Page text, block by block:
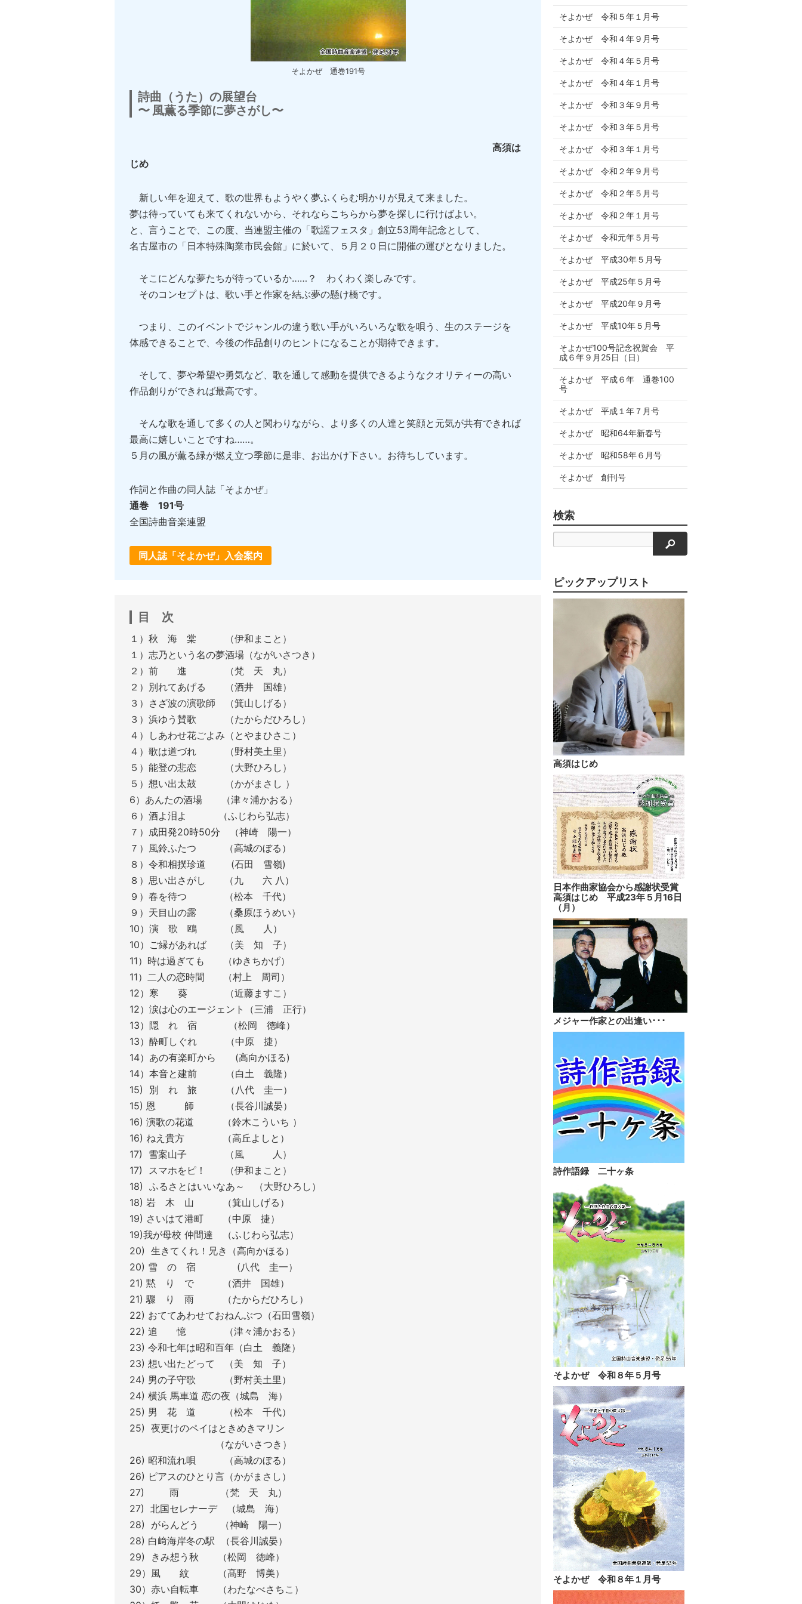
そよかぜ 通巻191号
詩曲（うた）の展望台
〜 風薫る季節に夢さがし〜
高須は
じめ
新しい年を迎えて、歌の世界もようやく夢ふくらむ明かりが見えて来ました。
夢は待っていても来てくれないから、それならこちらから夢を探しに行けばよい。
と、言うことで、この度、当連盟主催の「歌謡フェスタ」創立53周年記念として、
名古屋市の「日本特殊陶業市民会館」に於いて、５月２０日に開催の運びとなりました。
そこにどんな夢たちが待っているか……？ わくわく楽しみです。
そのコンセプトは、歌い手と作家を結ぶ夢の懸け橋です。
つまり、このイベントでジャンルの違う歌い手がいろいろな歌を唄う、生のステージを
体感できることで、今後の作品創りのヒントになることが期待できます。
そして、夢や希望や勇気など、歌を通して感動を提供できるようなクオリティーの高い
作品創りができれば最高です。
そんな歌を通して多くの人と関わりながら、より多くの人達と笑顔と元気が共有できれば
最高に嬉しいことですね……。
５月の風が薫る緑が燃え立つ季節に是非、お出かけ下さい。お待ちしています。
作詞と作曲の同人誌「そよかぜ」
通巻 191号
全国詩曲音楽連盟
同人誌「そよかぜ」入会案内
目 次
１）秋 海 棠 （伊和まこと）
１）志乃という名の夢酒場（ながいさつき）
２）前 進 （梵 天 丸）
２）別れてあげる （酒井 国雄）
３）さざ波の演歌師 （箕山しげる）
３）浜ゆう賛歌 （たからだひろし）
４）しあわせ花ごよみ（とやまひさこ）
４）歌は道づれ （野村美土里）
５）能登の悲恋 （大野ひろし）
５）想い出太鼓 （かがまさし ）
6）あんたの酒場 （津々浦かおる）
６）酒よ泪よ （ふじわら弘志）
７）成田発20時50分 （神崎 陽一）
７）風鈴ふたつ （高城のぼる）
８）令和相撲珍道 (石田 雪嶺)
８）思い出さがし （九 六 八）
９）春を待つ （松本 千代）
９）天目山の露 （桑原ほうめい）
10）演 歌 鴎 （風 人）
10）ご縁があれば （美 知 子）
11）時は過ぎても （ゆきちかげ）
11）二人の恋時間 （村上 周司）
12）寒 葵 （近藤ますこ）
12）涙は心のエージェント（三浦 正行）
13）隠 れ 宿 （松岡 徳峰）
13）酔町しぐれ （中原 捷）
14）あの有楽町から (高向かほる)
14）本音と建前 （白土 義隆）
15) 別 れ 旅 （八代 圭一）
15) 恩 師 （長谷川誠晏）
16) 演歌の花道 （鈴木こういち ）
16) ねえ貴方 （高丘よしと）
17) 雪案山子 （風 人）
17) スマホをピ！ （伊和まこと）
18) ふるさとはいいなあ～ （大野ひろし）
18) 岩 木 山 （箕山しげる）
19) さいはて港町 （中原 捷）
19)我が母校 仲間達 （ふじわら弘志）
20) 生きてくれ！兄き（高向かほる）
20) 雪 の 宿 (八代 圭一）
21) 黙 り で （酒井 国雄）
21) 驟 り 雨 （たからだひろし）
22) おててあわせておねんぶつ（石田雪嶺）
22) 追 憶 （津々浦かおる）
23) 令和七年は昭和百年（白土 義隆）
23) 想い出たどって （美 知 子）
24) 男の子守歌 （野村美土里）
24) 横浜 馬車道 恋の夜（城島 海）
25) 男 花 道 （松本 千代）
25) 夜更けのペイはときめきマリン
（ながいさつき）
26) 昭和流れ唄 （高城のぼる）
26) ピアスのひとり言（かがまさし）
27) 雨 （梵 天 丸）
27) 北国セレナーデ （城島 海）
28) がらんどう （神崎 陽一）
28) 白﨑海岸冬の駅 （長谷川誠晏）
29) きみ想う秋 （松岡 徳峰）
29）風 紋 （髙野 博美）
30）赤い自転車 （わたなべさちこ）
そよかぜ 令和５年１月号
そよかぜ 令和４年９月号
そよかぜ 令和４年５月号
そよかぜ 令和４年１月号
そよかぜ 令和３年９月号
そよかぜ 令和３年５月号
そよかぜ 令和３年１月号
そよかぜ 令和２年９月号
そよかぜ 令和２年５月号
そよかぜ 令和２年１月号
そよかぜ 令和元年５月号
そよかぜ 平成30年５月号
そよかぜ 平成25年５月号
そよかぜ 平成20年９月号
そよかぜ 平成10年５月号
そよかぜ100号記念祝賀会 平
成６年９月25日（日）
そよかぜ 平成６年 通巻100
号
そよかぜ 平成１年７月号
そよかぜ 昭和64年新春号
そよかぜ 昭和58年６月号
そよかぜ 創刊号
検索
検索
ピックアップリスト
高須はじめ
日本作曲家協会から感謝状受賞
高須はじめ 平成23年５月16日
（月）
メジャー作家との出逢い･･･
詩作語録 二十ヶ条
そよかぜ 令和８年５月号
そよかぜ 令和８年１月号